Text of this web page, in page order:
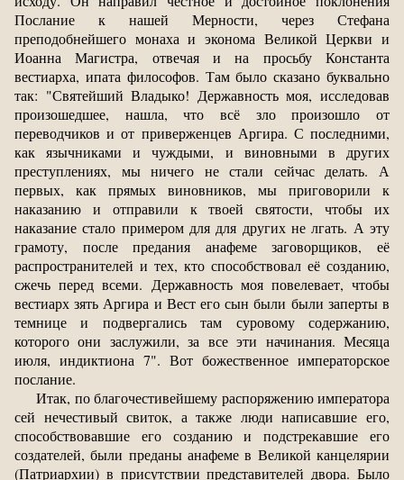
Послание к нашей Мерности, через Стефана
преподобнейшего монаха и эконома Великой Церкви и
Иоанна Магистра, отвечая и на просьбу Константа
вестиарха, ипата философов. Там было сказано буквально
так: "Святейший Владыко! Державность моя, исследовав
произошедшее, нашла, что всё зло произошло от
переводчиков и от приверженцев Аргира. С последними,
как язычниками и чуждыми, и виновными в других
преступлениях, мы ничего не стали сейчас делать. А
первых, как прямых виновников, мы приговорили к
наказанию и отправили к твоей святости, чтобы их
наказание стало примером для для других не лгать. А эту
грамоту, после предания анафеме заговорщиков, её
распространителей и тех, кто способствовал её созданию,
сжечь перед всеми. Державность моя повелевает, чтобы
вестиарх зять Аргира и Вест его сын были были заперты в
темнице и подвергались там суровому содержанию,
которого они заслужили, за все эти начинания. Месяца
июля, индиктиона 7". Вот божественное императорское
послание.
Итак, по благочестивейшему распоряжению императора
сей нечестивый свиток, а также люди написавшие его,
способствовавшие его созданию и подстрекавшие его
создателей, были преданы анафеме в Великой канцелярии
(Патриархии) в присутствии представителей двора. Было